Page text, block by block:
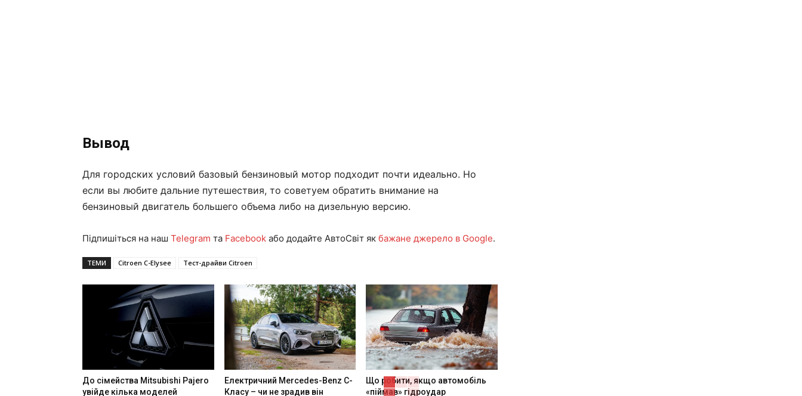
Вывод
Для городских условий базовый бензиновый мотор подходит почти идеально. Но
если вы любите дальние путешествия, то советуем обратить внимание на
бензиновый двигатель большего объема либо на дизельную версию.
Підпишіться на наш Telegram та Facebook або додайте АвтоСвіт як бажане джерело в Google.
ТЕМИ Citroen C-Elysee Тест-драйви Citroen
До сімейства Mitsubishi Pajero
увійде кілька моделей
Електричний Mercedes-Benz C-
Класу – чи не зрадив він
Що робити, якщо автомобіль
«піймав» гідроудар